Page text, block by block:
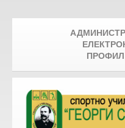
ПРОФИЛ